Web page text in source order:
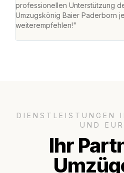
professionellen Unterstützung
Umzugskönig Baier Paderborn
weiterempfehlen!"
DIENSTLEISTUNGEN
UND
Ihr